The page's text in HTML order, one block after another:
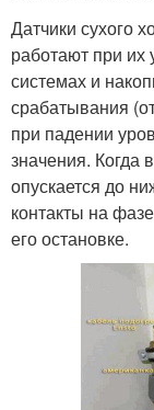
Датчики сухого
работают при их
системах и
срабатывания
при падении
значения.
опускается до
контакты на
его остановке.